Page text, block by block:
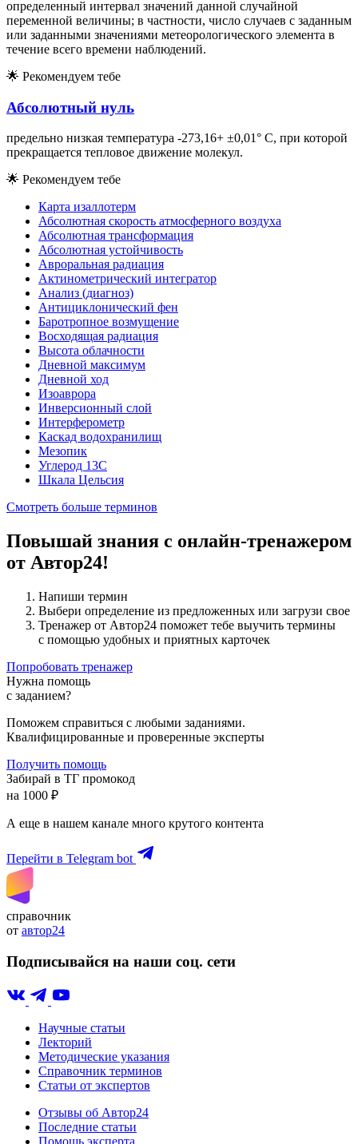
определенный интервал значений данной случайной
переменной величины; в частности, число случаев с заданным
или заданными значениями метеорологического элемента в
течение всего времени наблюдений.
🌟 Рекомендуем тебе
Абсолютный нуль
предельно низкая температура -273,16+ ±0,01° С, при которой
прекращается тепловое движение молекул.
🌟 Рекомендуем тебе
Карта изаллотерм
Абсолютная скорость атмосферного воздуха
Абсолютная трансформация
Абсолютная устойчивость
Авроральная радиация
Актинометрический интегратор
Анализ (диагноз)
Антициклонический фен
Баротропное возмущение
Восходящая радиация
Высота облачности
Дневной максимум
Дневной ход
Изоаврора
Инверсионный слой
Интерферометр
Каскад водохранилищ
Мезопик
Углерод 13C
Шкала Цельсия
Смотреть больше терминов
Повышай знания с онлайн-тренажером
от Автор24!
Напиши термин
Выбери определение из предложенных или загрузи свое
Тренажер от Автор24 поможет тебе выучить термины
с помощью удобных и приятных карточек
Попробовать тренажер
Нужна помощь
с заданием?
Поможем справиться с любыми заданиями.
Квалифицированные и проверенные эксперты
Получить помощь
Забирай в ТГ промокод
на 1000 ₽
А еще в нашем канале много крутого контента
Перейти в Telegram bot
справочник
от автор24
Подписывайся на наши соц. сети
Научные статьи
Лекторий
Методические указания
Справочник терминов
Статьи от экспертов
Отзывы об Автор24
Последние статьи